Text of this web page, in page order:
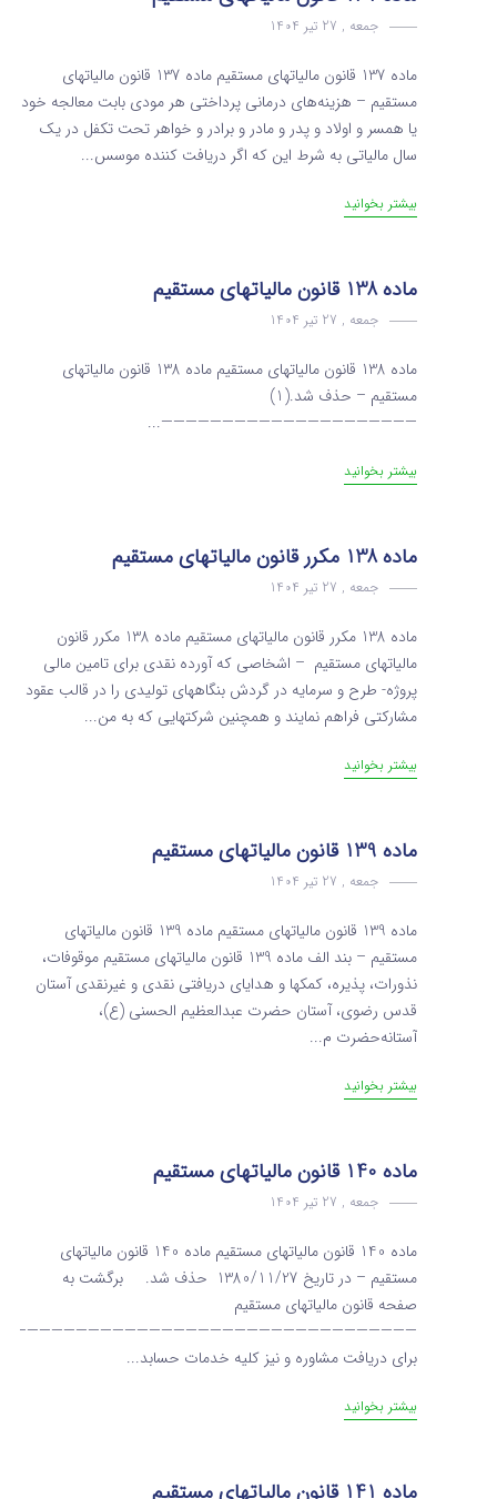
جمعه , 27 تیر 1404
ماده 137 قانون مالیاتهای مستقیم ماده 137 قانون مالیاتهای
مستقیم – هزینه‌های درمانی پرداختی هر مودی بابت معالجه خود
یا همسر و اولاد و پدر و مادر و برادر و خواهر تحت تکفل در یک
سال مالیاتی‌ به شرط این که اگر دریافت‌ کننده موسس...
بیشتر بخوانید
ماده 138 قانون مالیاتهای مستقیم
جمعه , 27 تیر 1404
ماده 138 قانون مالیاتهای مستقیم ماده 138 قانون مالیاتهای
مستقیم – حذف شد.(1)
—————————————————————...
بیشتر بخوانید
ماده 138 مکرر قانون مالیاتهای مستقیم
جمعه , 27 تیر 1404
ماده 138 مکرر قانون مالیاتهای مستقیم ماده 138 مکرر قانون
مالیاتهای مستقیم – اشخاصی که آورده نقدی برای تامین مالی
پروژه‌-‌‌ طرح و سرمایه در گردش بنگاههای تولیدی را در قالب عقود
مشارکتی فراهم نمایند و همچنین شرکتهایی که به من...
بیشتر بخوانید
ماده 139 قانون مالیاتهای مستقیم
جمعه , 27 تیر 1404
ماده 139 قانون مالیاتهای مستقیم ماده 139 قانون مالیاتهای
مستقیم – بند الف ماده 139 قانون مالیاتهای مستقیم موقوفات،
نذورات، پذیره، کمکها و هدایای دریافتی نقدی و غیرنقدی آستان
قدس رضوی، آستان حضرت عبدالعظیم الحسنی (ع)،
آستانه‌حضرت م...
بیشتر بخوانید
ماده 140 قانون مالیاتهای مستقیم
جمعه , 27 تیر 1404
ماده 140 قانون مالیاتهای مستقیم ماده 140 قانون مالیاتهای
مستقیم – در تاریخ 1380/11/27 حذف شد. برگشت به
صفحه قانون مالیاتهای مستقیم
برای دریافت مشاوره و نیز کلیه خدمات حسابد...
بیشتر بخوانید
ماده 141 قانون مالیاتهای مستقیم